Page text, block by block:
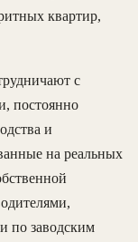
квартир,
с
постоянно
и
на реальных
по заводским